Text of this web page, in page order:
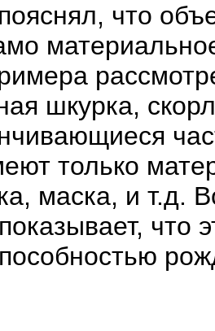
что
шкурка,
только
маска, и т.д.
что